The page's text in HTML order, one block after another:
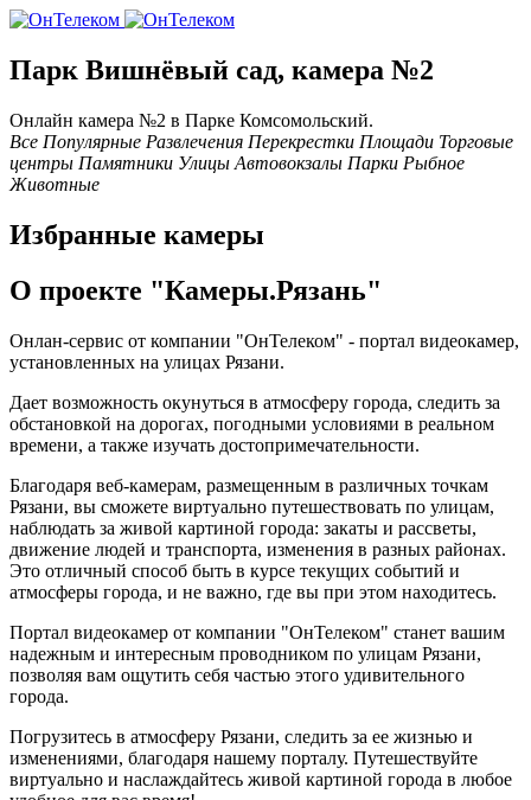
Парк Вишнёвый сад, камера №2
Онлайн камера №2 в Паркe Комсомольский.
Все Популярные Развлечения Перекрестки Площади Торговые
центры Памятники Улицы Автовокзалы Парки Рыбное
Животные
Избранные камеры
О проекте "Камеры.Рязань"
Онлан-сервис от компании "ОнТелеком" - портал видеокамер,
установленных на улицах Рязани.
Дает возможность окунуться в атмосферу города, следить за
обстановкой на дорогах, погодными условиями в реальном
времени, а также изучать достопримечательности.
Благодаря веб-камерам, размещенным в различных точкам
Рязани, вы сможете виртуально путешествовать по улицам,
наблюдать за живой картиной города: закаты и рассветы,
движение людей и транспорта, изменения в разных районах.
Это отличный способ быть в курсе текущих событий и
атмосферы города, и не важно, где вы при этом находитесь.
Портал видеокамер от компании "ОнТелеком" станет вашим
надежным и интересным проводником по улицам Рязани,
позволяя вам ощутить себя частью этого удивительного
города.
Погрузитесь в атмосферу Рязани, следить за ее жизнью и
изменениями, благодаря нашему порталу. Путешествуйте
виртуально и наслаждайтесь живой картиной города в любое